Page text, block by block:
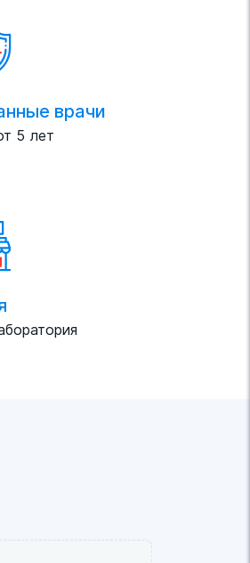
врачи
5 лет